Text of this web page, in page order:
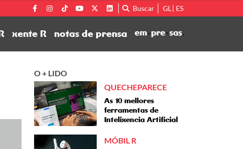
Buscar GL ES
xente R notas de prensa
O + LIDO
QUECHEPARECE
As 10 mellores
ferramentas de
Intelixencia Artificial
MÓBIL R